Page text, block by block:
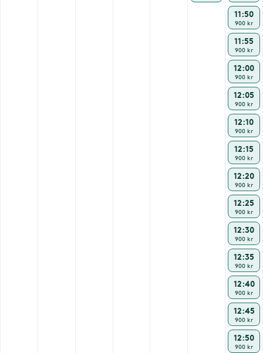
11:50
900 kr
11:55
900 kr
12:00
900 kr
12:05
900 kr
12:10
900 kr
12:15
900 kr
12:20
900 kr
12:25
900 kr
12:30
900 kr
12:35
900 kr
12:40
900 kr
12:45
900 kr
12:50
900 kr